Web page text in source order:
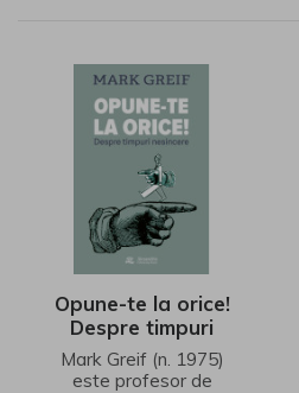
Opune-te la orice!
Despre timpuri
nesincere
Mark Greif (n. 1975)
este profesor de